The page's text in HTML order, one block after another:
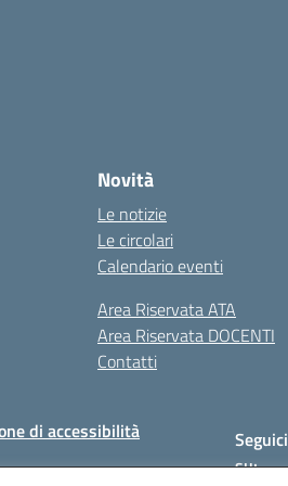
Novità
Le notizie
Le circolari
Calendario eventi
Area Riservata ATA
Area Riservata DOCENTI
Contatti
di accessibilità
Seguici
su: